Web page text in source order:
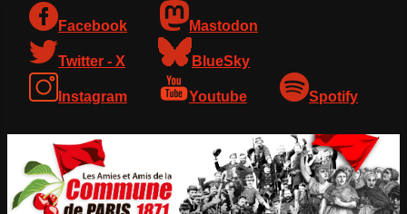
Facebook Mastodon
Twitter - X BlueSky
Instagram Youtube Spotify